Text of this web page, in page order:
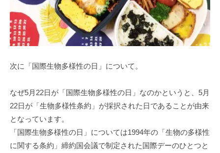
次に「国際生物多様性の日」について。
なぜ5⽉22⽇が「国際⽣物多様性の⽇」なのかというと、5⽉
22⽇が「⽣物多様性条約」が採択された⽇であることが由来
となっています。
「国際⽣物多様性の⽇」については1994年の「⽣物の多様性
に関する条約」締約国会議で制定された国際デーのひとつと